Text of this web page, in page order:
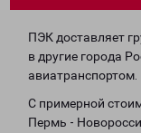
ПЭК доставляет
в другие города
авиатранспортом.
С примерной
Пермь -